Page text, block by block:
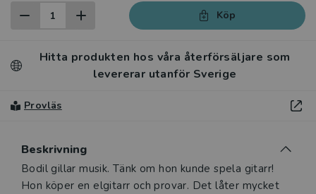
Köp
Hitta produkten hos våra återförsäljare som
levererar utanför Sverige
Provläs
Beskrivning
Beskrivning
Bodil gillar musik. Tänk om hon kunde spela gitarr!
Hon köper en elgitarr och provar. Det låter mycket